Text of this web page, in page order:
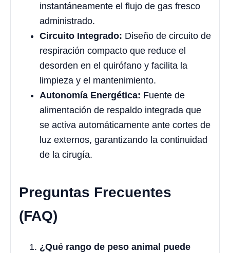
instantáneamente el flujo de gas fresco
administrado.
Circuito Integrado: Diseño de circuito de
respiración compacto que reduce el
desorden en el quirófano y facilita la
limpieza y el mantenimiento.
Autonomía Energética: Fuente de
alimentación de respaldo integrada que
se activa automáticamente ante cortes de
luz externos, garantizando la continuidad
de la cirugía.
Preguntas Frecuentes
(FAQ)
¿Qué rango de peso animal puede